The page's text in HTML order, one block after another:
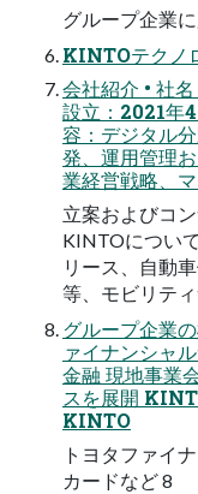
グループ企業
KINTOテクノ
会社紹介 • 社
設立：2021年
容：デジタル
発、運用管理
業経営戦略、
立案およびコ
KINTOについ
リース、自動
等、モビリテ
グループ企業
ァイナンシャ
金融 現地事業
スを展開
KINTO
トヨタファイ
カードなど 8